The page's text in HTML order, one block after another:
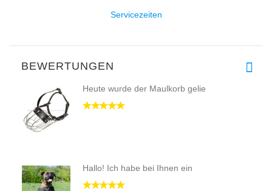
Servicezeiten
BEWERTUNGEN
Heute wurde der Maulkorb gelie
Hallo! Ich habe bei Ihnen ein